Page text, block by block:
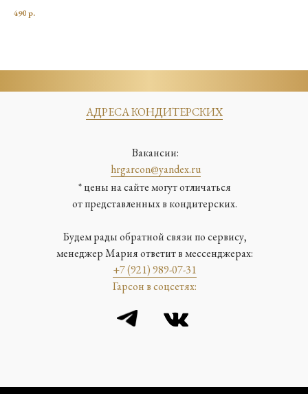
490р.
Вакансии:
hrgarcon@yandex.ru
АДРЕСА КОНДИТЕРСКИХ
* цены на сайте могут отличаться
от представленных в кондитерских.
Будем рады обратной связи по сервису,
менеджер Мария ответит в мессенджерах:
+7 (921) 989-07-31
Гарсон в соцсетях: